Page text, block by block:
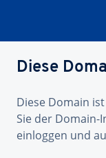
Diese
Diese Domain
Sie der Domain-
einloggen und